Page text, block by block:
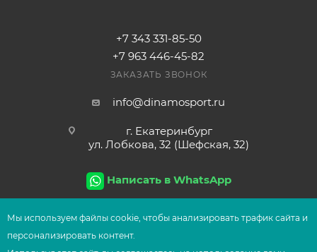
+7 343 331-85-50
+7 963 446-45-82
ЗАКАЗАТЬ ЗВОНОК
info@dinamosport.ru
г. Екатеринбург
ул. Лобкова, 32 (Шефская, 32)
Написать в WhatsApp
2026© Сеть магазинов UFOsport
Мы используем файлы сооkіе, чтобы анализировать трафик сайта и
персонализировать контент.